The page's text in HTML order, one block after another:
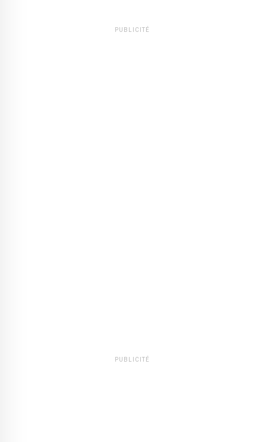
PUBLICITÉ
PUBLICITÉ